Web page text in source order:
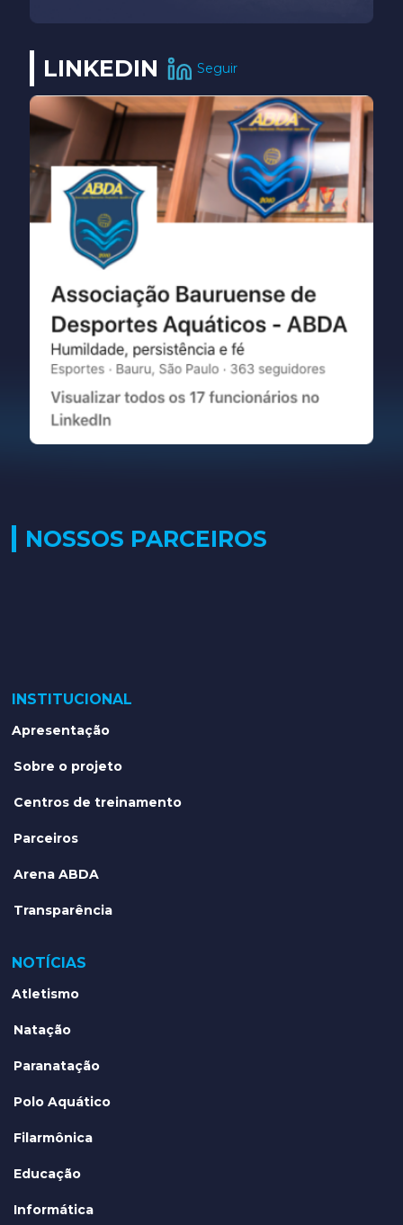
LINKEDIN Seguir
NOSSOS PARCEIROS
INSTITUCIONAL
Apresentação
Sobre o projeto
Centros de treinamento
Parceiros
Arena ABDA
Transparência
NOTÍCIAS
Atletismo
Natação
Paranatação
Polo Aquático
Filarmônica
Educação
Informática